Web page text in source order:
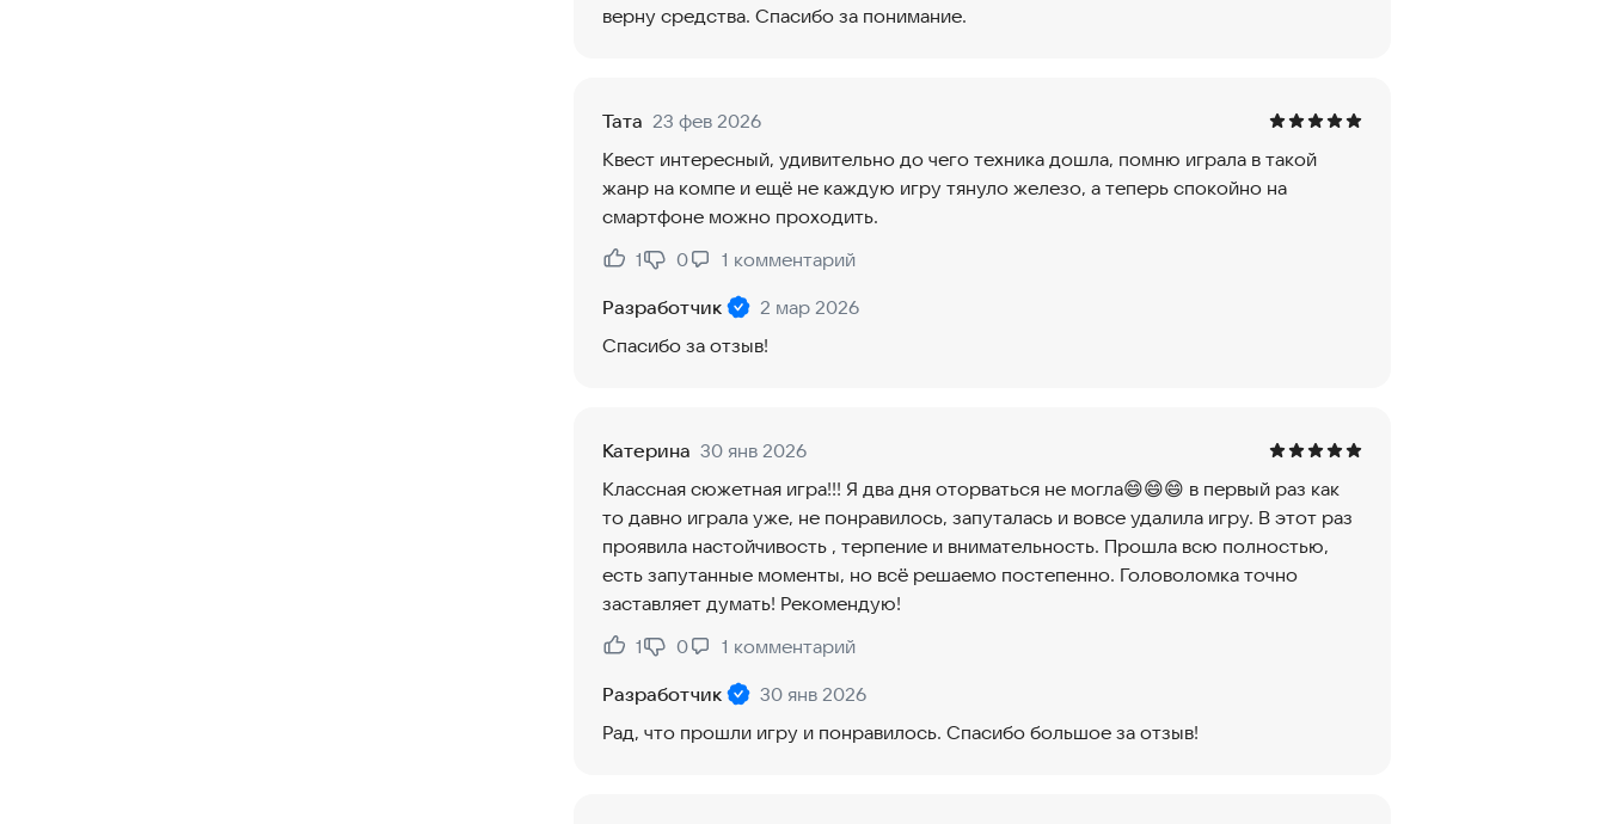
верну средства. Спасибо за понимание.
Тата 23 фев 2026
Квест интересный, удивительно до чего техника дошла, помню играла в такой
жанр на компе и ещё не каждую игру тянуло железо, а теперь спокойно на
смартфоне можно проходить.
Нравится:
1
Не нравится:
0 1 комментарий
Разработчик
2 мар 2026
Спасибо за отзыв!
Катерина 30 янв 2026
Классная сюжетная игра!!! Я два дня оторваться не могла😄😄😄 в первый раз как
то давно играла уже, не понравилось, запуталась и вовсе удалила игру. В этот раз
проявила настойчивость , терпение и внимательность. Прошла всю полностью,
есть запутанные моменты, но всё решаемо постепенно. Головоломка точно
заставляет думать! Рекомендую!
Нравится:
1
Не нравится:
0 1 комментарий
Разработчик
30 янв 2026
Рад, что прошли игру и понравилось. Спасибо большое за отзыв!